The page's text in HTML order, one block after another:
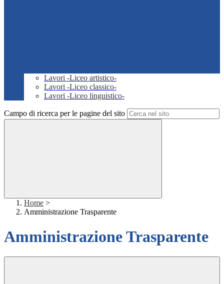
Lavori -Liceo artistico-
Lavori -Liceo classico-
Lavori -Liceo linguistico-
Campo di ricerca per le pagine del sito
Home >
Amministrazione Trasparente
Amministrazione Trasparente